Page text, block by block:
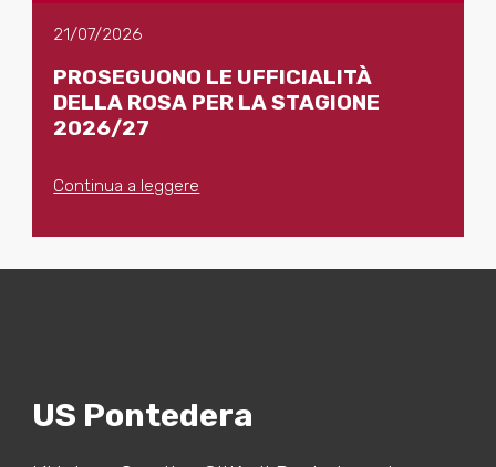
21/07/2026
PROSEGUONO LE UFFICIALITÀ
DELLA ROSA PER LA STAGIONE
2026/27
Continua a leggere
US Pontedera